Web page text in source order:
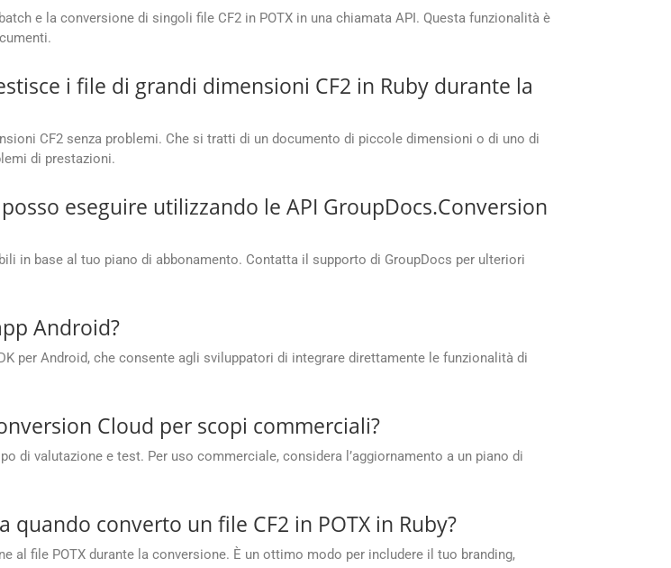
e la conversione di singoli file CF2 in POTX in una chiamata API. Questa funzionalità è
i file di grandi dimensioni CF2 in Ruby durante la
CF2 senza problemi. Che si tratti di un documento di piccole dimensioni o di uno di
di prestazioni.
eseguire utilizzando le API GroupDocs.Conversion
in base al tuo piano di abbonamento. Contatta il supporto di GroupDocs per ulteriori
Android?
per Android, che consente agli sviluppatori di integrare direttamente le funzionalità di
Cloud per scopi commerciali?
di valutazione e test. Per uso commerciale, considera l’aggiornamento a un piano di
converto un file CF2 in POTX in Ruby?
al file POTX durante la conversione. È un ottimo modo per includere il tuo branding,